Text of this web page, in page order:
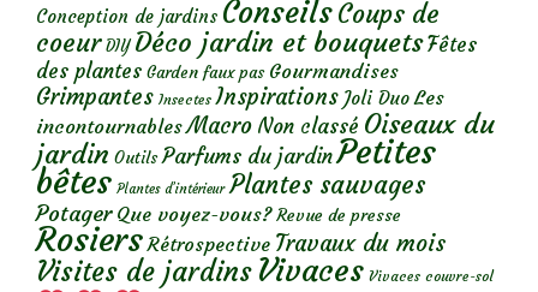
Conception de jardins ConseilsCoups de
coeur DIY Déco jardin et bouquetsFêtes
des plantes Garden faux pas Gourmandises
Grimpantes Insectes Inspirations Joli Duo Les
incontournables Macro Non classé Oiseaux du
jardin Outils Parfums du jardinPetites
bêtes Plantes d’intérieur Plantes sauvages
Potager Que voyez-vous? Revue de presse
Rosiers Rétrospective Travaux du mois
Visites de jardins Vivaces Vivaces couvre-sol